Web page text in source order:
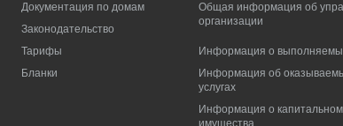
Документация по домам
Законодательство
Тарифы
Бланки
Общая информация об
организации
Информация о
Информация об
услугах
Информация о
имущества